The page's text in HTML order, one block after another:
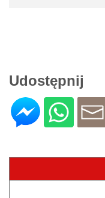
Udostępnij